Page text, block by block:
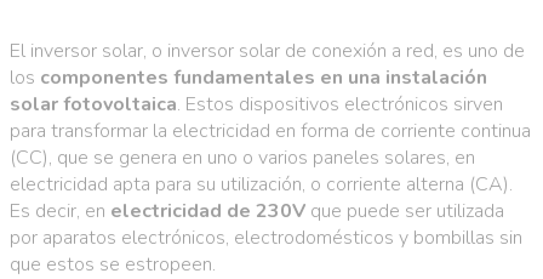
El inversor solar, o inversor solar de conexión a red, es uno de
los componentes fundamentales en una instalación
solar fotovoltaica. Estos dispositivos electrónicos sirven
para transformar la electricidad en forma de corriente continua
(CC), que se genera en uno o varios paneles solares, en
electricidad apta para su utilización, o corriente alterna (CA).
Es decir, en electricidad de 230V que puede ser utilizada
por aparatos electrónicos, electrodomésticos y bombillas sin
que estos se estropeen.